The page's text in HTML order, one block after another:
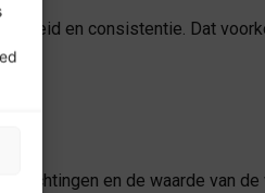
en consistentie. Dat
en de waarde van de